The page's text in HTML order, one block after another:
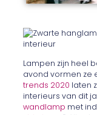
Lampen zijn heel
avond vormen ze
trends 2020 laten
interieurs van dit
wandlamp met